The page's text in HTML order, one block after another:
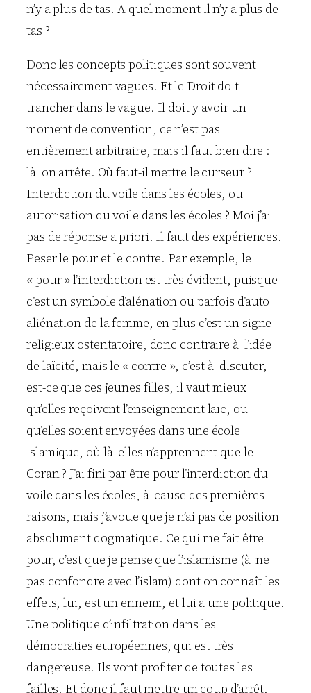
n’y a plus de tas. A quel moment il n’y a plus de
tas ?
Donc les concepts politiques sont souvent
nécessairement vagues. Et le Droit doit
trancher dans le vague. Il doit y avoir un
moment de convention, ce n’est pas
entièrement arbitraire, mais il faut bien dire :
là on arrête. Où faut-il mettre le curseur ?
Interdiction du voile dans les écoles, ou
autorisation du voile dans les écoles ? Moi j’ai
pas de réponse a priori. Il faut des expériences.
Peser le pour et le contre. Par exemple, le
« pour » l’interdiction est très évident, puisque
c’est un symbole d’alénation ou parfois d’auto
aliénation de la femme, en plus c’est un signe
religieux ostentatoire, donc contraire à l’idée
de laïcité, mais le « contre », c’est à discuter,
est-ce que ces jeunes filles, il vaut mieux
qu’elles reçoivent l’enseignement laïc, ou
qu’elles soient envoyées dans une école
islamique, où là elles n’apprennent que le
Coran ? J’ai fini par être pour l’interdiction du
voile dans les écoles, à cause des premières
raisons, mais j’avoue que je n’ai pas de position
absolument dogmatique. Ce qui me fait être
pour, c’est que je pense que l’islamisme (à ne
pas confondre avec l’islam) dont on connaît les
effets, lui, est un ennemi, et lui a une politique.
Une politique d’infiltration dans les
démocraties européennes, qui est très
dangereuse. Ils vont profiter de toutes les
failles. Et donc il faut mettre un coup d’arrêt.